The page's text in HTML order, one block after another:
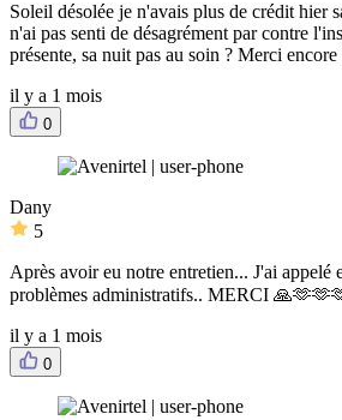
Soleil désolée je n'avais plus de crédit hier
n'ai pas senti de désagrément par contre
présente, sa nuit pas au soin ? Merci encore
il y a 1 mois
0
Dany
5
Après avoir eu notre entretien... J'ai appelé
problèmes administratifs.. MERCI
il y a 1 mois
0